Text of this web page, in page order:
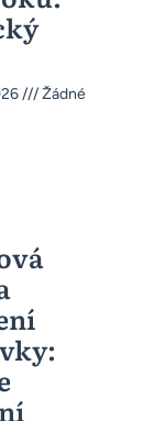
Žádné